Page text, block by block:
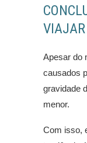
Apesar do
causados
gravidade
menor.
Com isso,